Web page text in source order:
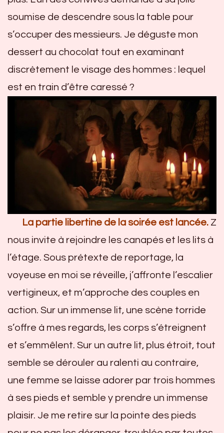
soumise de descendre sous la table pour
s’occuper des messieurs. Je déguste mon
dessert au chocolat tout en examinant
discrètement le visage des hommes : lequel
est en train d’être caressé ?
La partie libertine de la soirée est lancée. Z
nous invite à rejoindre les canapés et les lits à
l’étage. Sous prétexte de reportage, la
voyeuse en moi se réveille, j’affronte l’escalier
vertigineux, et m’approche des couples en
action. Sur un immense lit, une scène torride
s’offre à mes regards, les corps s’étreignent
et s’emmêlent. Sur un autre lit, plus étroit, tout
semble se dérouler au ralenti au contraire,
une femme se laisse adorer par trois hommes
à ses pieds et semble y prendre un immense
plaisir. Je me retire sur la pointe des pieds